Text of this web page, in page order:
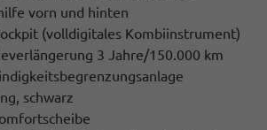
vorn und hinten
(volldigitales Kombiinstrument)
3 Jahre/150.000 km
schwarz